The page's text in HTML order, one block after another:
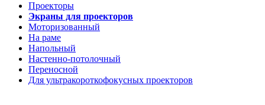
Проекторы
Экраны для проекторов
Моторизованный
На раме
Напольный
Настенно-потолочный
Переносной
Для ультракороткофокусных проекторов